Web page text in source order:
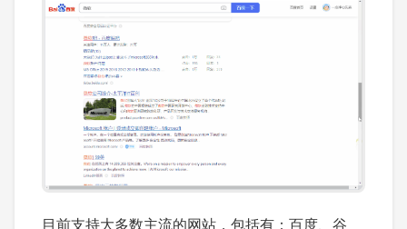
目前支持大多数主流的网站，包括有：百度、谷